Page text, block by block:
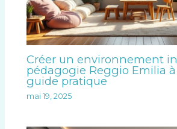
Créer un environnement
pédagogie Reggio Emilia
guide pratique
mai 19, 2025